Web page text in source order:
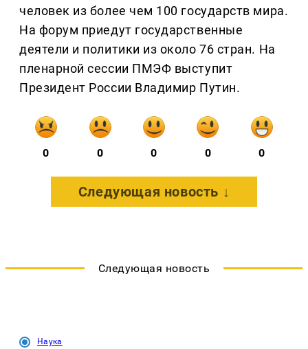
человек из более чем 100 государств мира.
На форум приедут государственные
деятели и политики из около 76 стран. На
пленарной сессии ПМЭФ выступит
Президент России Владимир Путин.
0 0 0 0 0
Следующая новость ↓
Следующая новость
Наука